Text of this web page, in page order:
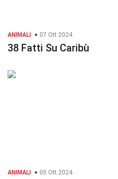
ANIMALI 07 Ott 2024
38 Fatti Su Caribù
ANIMALI 05 Ott 2024